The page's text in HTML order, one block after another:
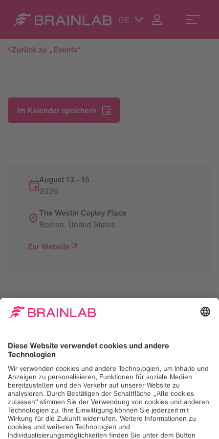
DE
Zurück zu „Events“
Im Kalender speichern
August 13 - 15
2026
The Westin Copley Place
Boston, United States
Zur Website
benötigen wir Ihr
Einverständnis!
Wir verwenden Google Maps, um Inhalte
einzubetten, die möglicherweise Daten über
Ihre Aktivitäten sammeln. Bitte lesen Sie die
Details und akzeptieren Sie den Dienst, um
diesen Inhalt anzuzeigen.